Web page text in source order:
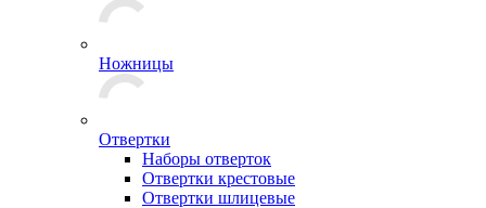
Ножницы
Отвертки
Наборы отверток
Отвертки крестовые
Отвертки шлицевые